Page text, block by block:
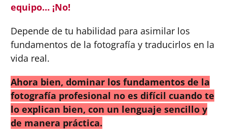
equipo… ¡No!
Depende de tu habilidad para asimilar los
fundamentos de la fotografía y traducirlos en la
vida real.
Ahora bien, dominar los fundamentos de la
fotografía profesional no es difícil cuando te
lo explican bien, con un lenguaje sencillo y
de manera práctica.